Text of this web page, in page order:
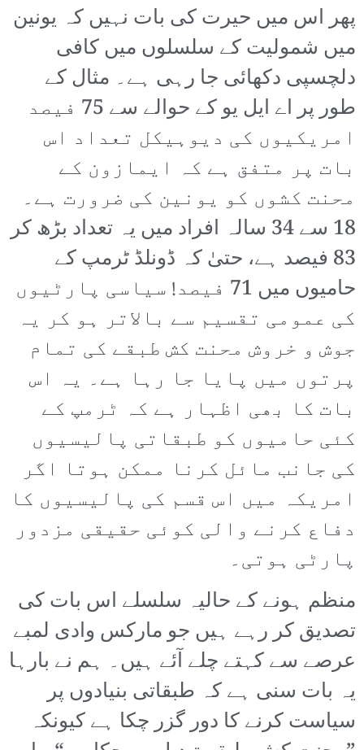
پھر اس میں حیرت کی بات نہیں کہ یونین
میں شمولیت کے سلسلوں میں کافی
دلچسپی دکھائی جا رہی ہے۔ مثال کے
طور پر اے ایل یو کے حوالے سے 75 فیصد
امریکیوں کی دیوہیکل تعداد اس
بات پر متفق ہے کہ ایمازون کے
محنت کشوں کو یونین کی ضرورت ہے۔
18 سے 34 سالہ افراد میں یہ تعداد بڑھ کر
83 فیصد ہے، حتیٰ کہ ڈونلڈ ٹرمپ کے
حامیوں میں 71 فیصد! سیاسی پارٹیوں
کی عمومی تقسیم سے بالاتر ہو کر یہ
جوش و خروش محنت کش طبقے کی تمام
پرتوں میں پایا جا رہا ہے۔ یہ اس
بات کا بھی اظہار ہے کہ ٹرمپ کے
کئی حامیوں کو طبقاتی پالیسیوں
کی جانب مائل کرنا ممکن ہوتا اگر
امریکہ میں اس قسم کی پالیسیوں کا
دفاع کرنے والی کوئی حقیقی مزدور
پارٹی ہوتی۔
منظم ہونے کے حالیہ سلسلے اس بات کی
تصدیق کر رہے ہیں جو مارکس وادی لمبے
عرصے سے کہتے چلے آئے ہیں۔ ہم نے بارہا
یہ بات سنی ہے کہ طبقاتی بنیادوں پر
سیاست کرنے کا دور گزر چکا ہے کیونکہ